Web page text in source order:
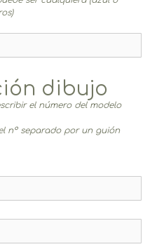
dibujo
el número del modelo
nº separado por un guión